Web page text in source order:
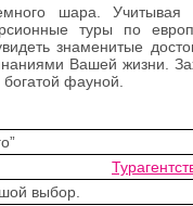
шара.
туры по
знаменитые
Вашей жизни.
фауной.
выбор.